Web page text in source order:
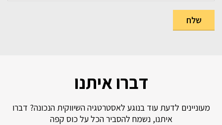
דברו איתנו
מעוניינים לדעת עוד בנוגע לאסטרטגיה השיווקית הנכונה? דברו
איתנו, נשמח להסביר הכל על כוס קפה